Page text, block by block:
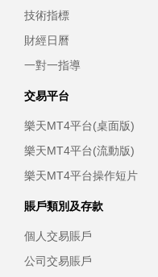
技術指標
財經日曆
一對一指導
交易平台
樂天MT4平台(桌面版)
樂天MT4平台(流動版)
樂天MT4平台操作短片
賬戶類別及存款
個人交易賬戶
公司交易賬戶